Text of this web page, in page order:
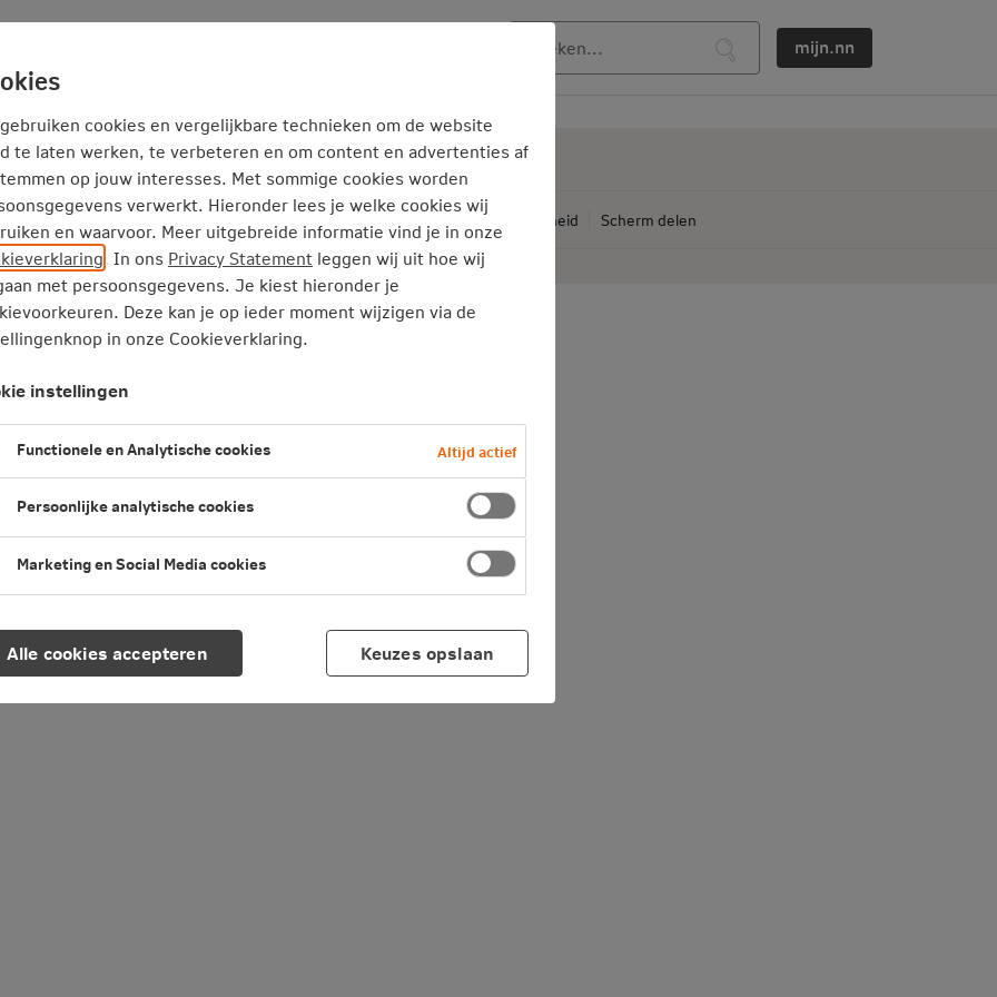
mijn.nn
ondernemen Privacy Toegankelijkheid Scherm delen
cookies en vergelijkbare technieken om de website
te laten werken, te verbeteren en om content en advertenties af
op jouw interesses. Met sommige cookies worden
verwerkt. Hieronder lees je welke cookies wij
en waarvoor. Meer uitgebreide informatie vind je in onze
. In ons Privacy Statement leggen wij uit hoe wij
met persoonsgegevens. Je kiest hieronder je
Deze kan je op ieder moment wijzigen via de
in onze Cookieverklaring.
Alle cookies accepteren
instellingen
Functionele en Analytische cookies Altijd actief
Persoonlijke analytische cookies
Marketing en Social Media cookies
Keuzes opslaan